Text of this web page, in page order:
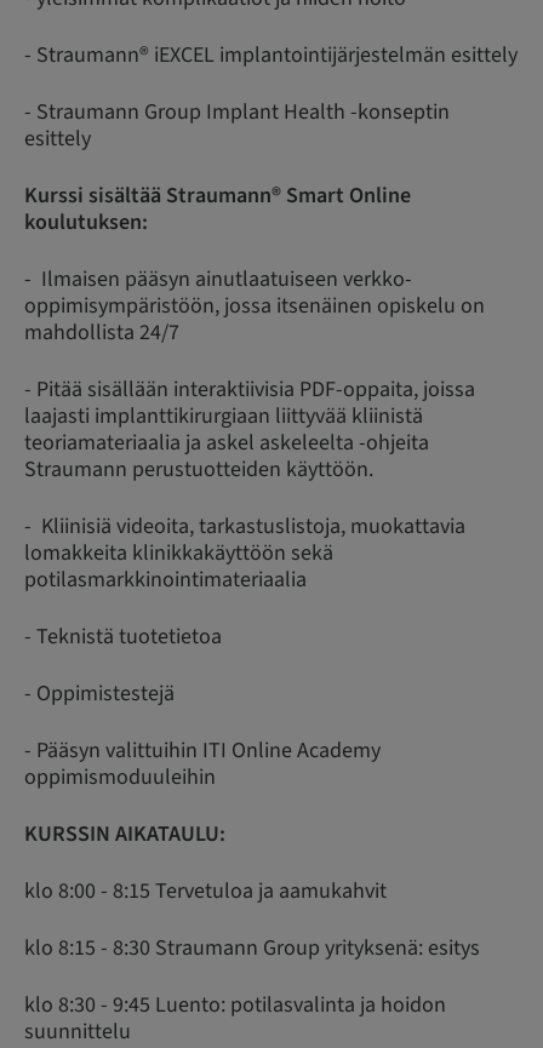
- Straumann® iEXCEL implantointijärjestelmän esittely
- Straumann Group Implant Health -konseptin
esittely
Kurssi sisältää Straumann® Smart Online
koulutuksen:
- Ilmaisen pääsyn ainutlaatuiseen verkko-
oppimisympäristöön, jossa itsenäinen opiskelu on
mahdollista 24/7
- Pitää sisällään interaktiivisia PDF-oppaita, joissa
laajasti implanttikirurgiaan liittyvää kliinistä
teoriamateriaalia ja askel askeleelta -ohjeita
Straumann perustuotteiden käyttöön.
- Kliinisiä videoita, tarkastuslistoja, muokattavia
lomakkeita klinikkakäyttöön sekä
potilasmarkkinointimateriaalia
- Teknistä tuotetietoa
- Oppimistestejä
- Pääsyn valittuihin ITI Online Academy
oppimismoduuleihin
KURSSIN AIKATAULU:
klo 8:00 - 8:15 Tervetuloa ja aamukahvit
klo 8:15 - 8:30 Straumann Group yrityksenä: esitys
klo 8:30 - 9:45 Luento: potilasvalinta ja hoidon
suunnittelu